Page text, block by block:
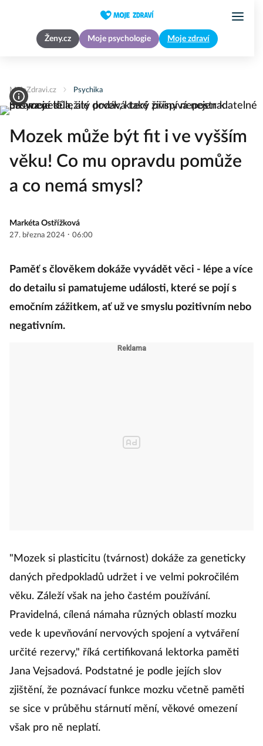
Ženy.cz Moje psychologie Moje zdraví
MojeZdravi.cz Psychika
Mozek může být fit i ve vyšším
věku! Co mu opravdu pomůže
a co nemá smysl?
Markéta Ostřížková
27. března 2024 · 06:00
Paměť s člověkem dokáže vyvádět věci - lépe a více
do detailu si pamatujeme události, které se pojí s
emočním zážitkem, ať už ve smyslu pozitivním nebo
negativním.
"Mozek si plasticitu (tvárnost) dokáže za geneticky
daných předpokladů udržet i ve velmi pokročilém
věku. Záleží však na jeho častém používání.
Pravidelná, cílená námaha různých oblastí mozku
vede k upevňování nervových spojení a vytváření
určité rezervy," říká certifikovaná lektorka paměti
Jana Vejsadová. Podstatné je podle jejích slov
zjištění, že poznávací funkce mozku včetně paměti
se sice v průběhu stárnutí mění, věkové omezení
však pro ně neplatí.